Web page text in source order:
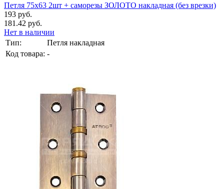
Петля 75х63 2шт + саморезы ЗОЛОТО накладная (без врезки)
193 руб.
181.42 руб.
Нет в наличии
Тип:
Петля накладная
Код товара: -